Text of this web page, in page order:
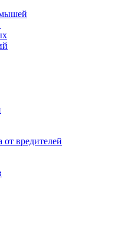
от вредителей